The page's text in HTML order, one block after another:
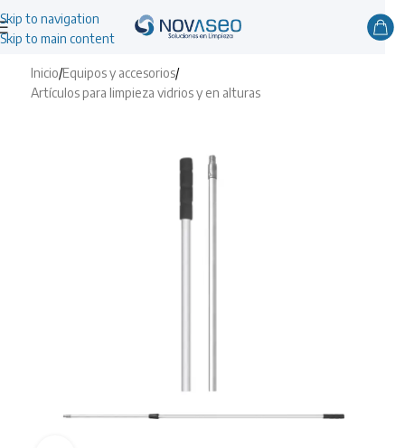
Skip to navigation
Skip to main content
Inicio/Equipos y accesorios/
Artículos para limpieza vidrios y en alturas